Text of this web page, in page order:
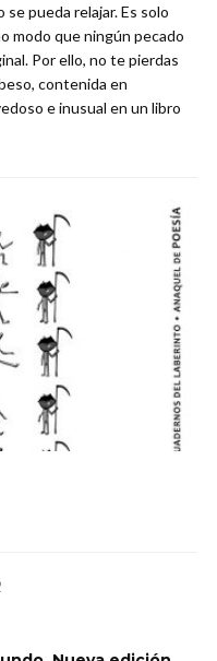
pueda relajar. Es solo
modo que ningún pecado
Por ello, no te pierdas
contenida en
e inusual en un libro